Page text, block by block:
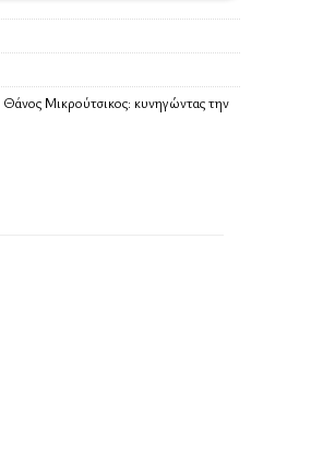
Θάνος Μικρούτσικος: κυνηγώντας την